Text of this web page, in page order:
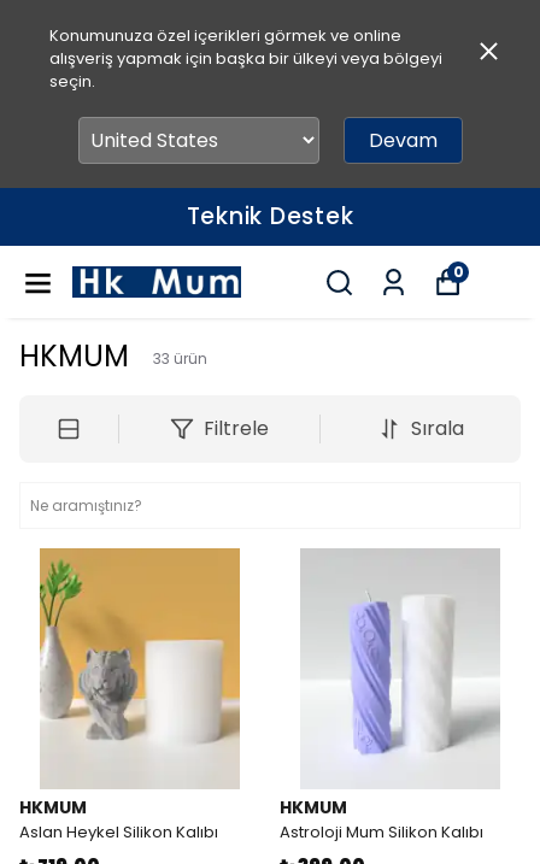
Konumunuza özel içerikleri görmek ve online
alışveriş yapmak için başka bir ülkeyi veya bölgeyi
seçin.
Devam
Hızlı Teslimat
0
HKMUM 33 ürün
Filtrele Sırala
HKMUM
Aslan Heykel Silikon Kalıbı
HKMUM
Astroloji Mum Silikon Kalıbı